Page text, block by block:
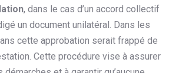
, dans le cas d’un accord collectif
un document unilatéral. Dans les
cette approbation serait frappé de
Cette procédure vise à assurer